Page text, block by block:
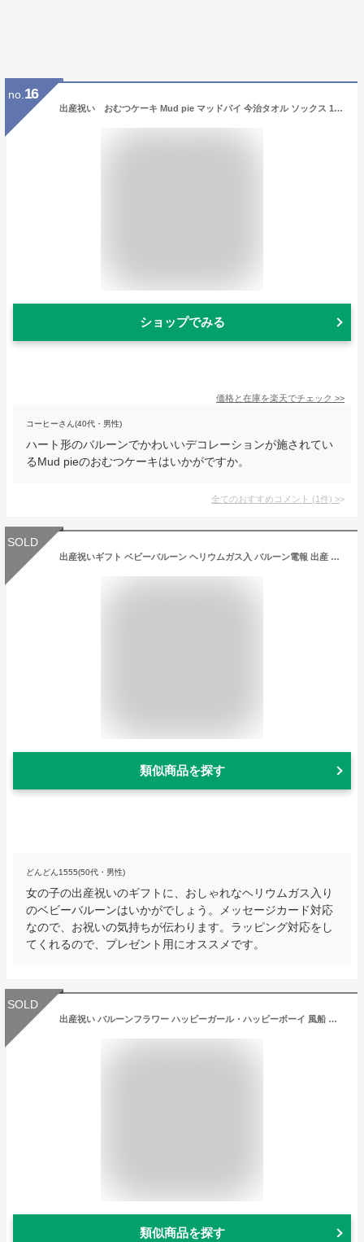
no. 16
出産祝い おむつケーキ Mud pie マッドパイ 今治タオル ソックス 1段 バルーン付き フェイスタオル フリル靴下 女の子 送料無料B100
ショップでみる
価格と在庫を楽天でチェック >>
コーヒーさん(40代・男性)
ハート形のバルーンでかわいいデコレーションが施されてい
るMud pieのおむつケーキはいかがですか。
全てのおすすめコメント (1件) >
SOLD
出産祝いギフト ベビーバルーン ヘリウムガス入 バルーン電報 出産 ベビーシャワー サプライズバルーン 赤ちゃんギフト 男の子 女の子 あす楽対応 補充用ヘリウム缶 御祝 祝電 風船 膨らませてお届け【ヘリウムバルーン エレファント・ベビーボーイ/ガール 】
類似商品を探す
どんどん1555(50代・男性)
女の子の出産祝いのギフトに、おしゃれなヘリウムガス入り
のベビーバルーンはいかがでしょう。メッセージカード対応
なので、お祝いの気持ちが伝わります。ラッピング対応をし
てくれるので、プレゼント用にオススメです。
SOLD
出産祝い バルーンフラワー ハッピーガール・ハッピーボーイ 風船 サプライズ あす楽 花 プレゼント
類似商品を探す